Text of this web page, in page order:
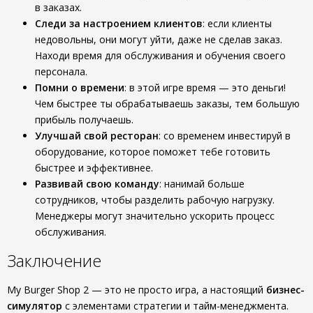
в заказах.
Следи за настроением клиентов: если клиенты
недовольны, они могут уйти, даже не сделав заказ.
Находи время для обслуживания и обучения своего
персонала.
Помни о времени: в этой игре время — это деньги!
Чем быстрее ты обрабатываешь заказы, тем большую
прибыль получаешь.
Улучшай свой ресторан: со временем инвестируй в
оборудование, которое поможет тебе готовить
быстрее и эффективнее.
Развивай свою команду: нанимай больше
сотрудников, чтобы разделить рабочую нагрузку.
Менеджеры могут значительно ускорить процесс
обслуживания.
Заключение
My Burger Shop 2 — это не просто игра, а настоящий бизнес-
симулятор с элементами стратегии и тайм-менеджмента.